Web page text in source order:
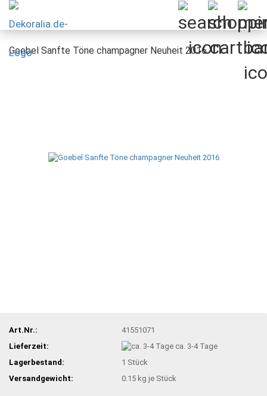
Goebel Sanfte Töne champagner Neuheit 2016
Art.Nr.:
41551071
Lieferzeit:
ca. 3-4 Tage
Lagerbestand:
1 Stück
Versandgewicht:
0.15 kg je Stück